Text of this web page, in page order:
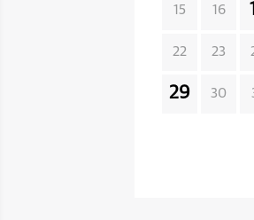
15 16
22 23
29 30